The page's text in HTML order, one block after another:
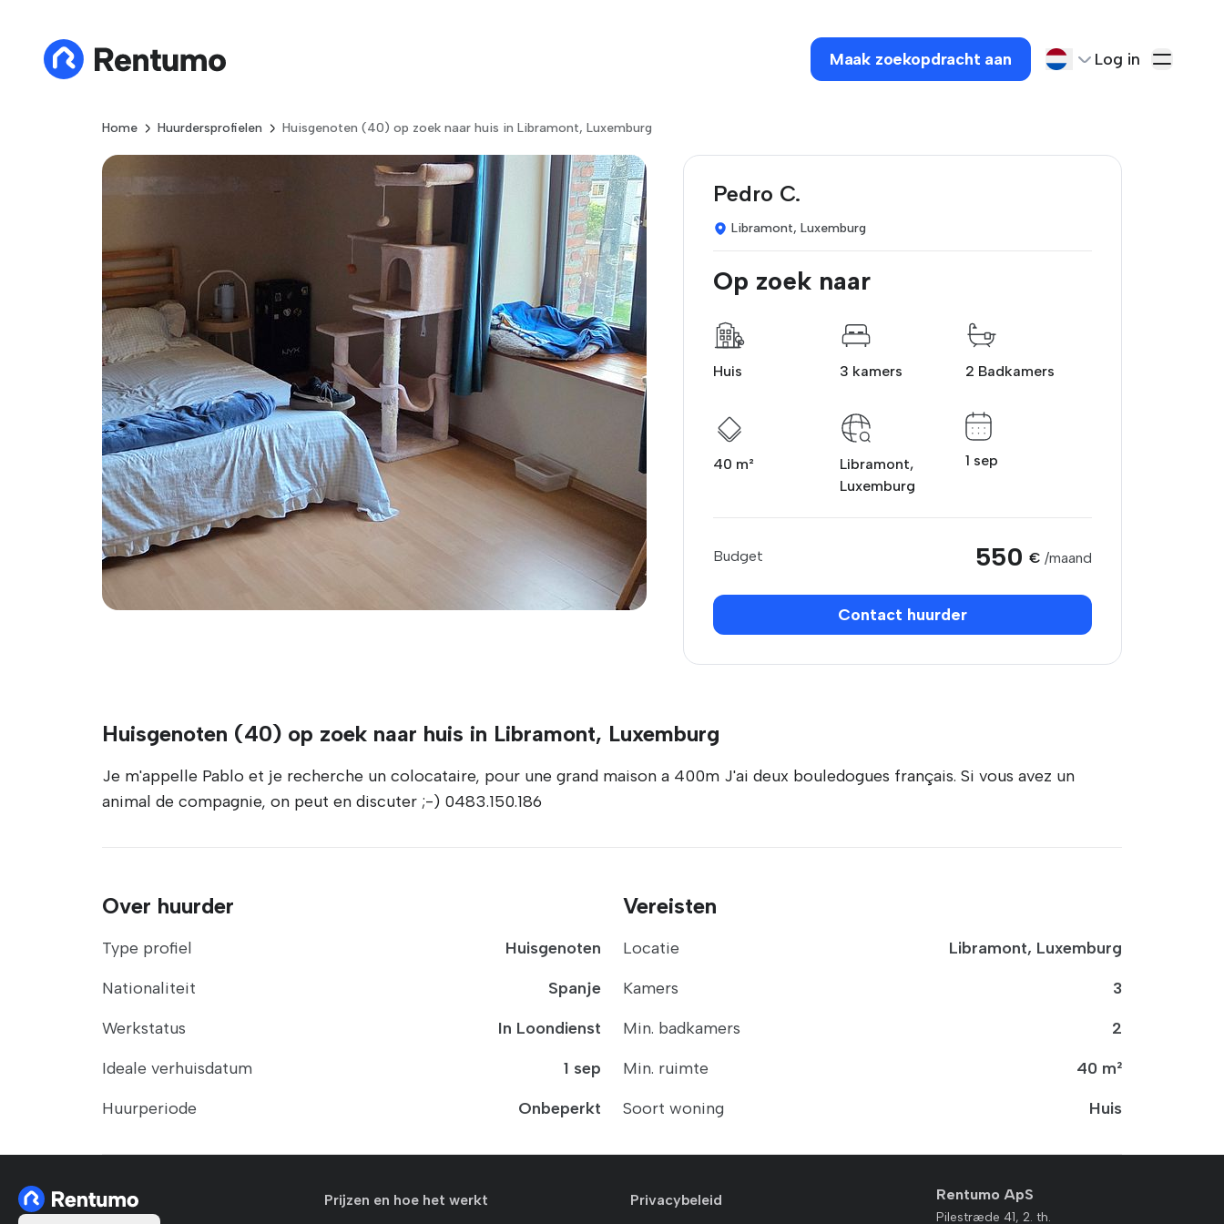
Maak zoekopdracht aan Log in
Home Huurdersprofielen Huisgenoten (40) op zoek naar huis in Libramont, Luxemburg
Pedro C.
Libramont, Luxemburg
Op zoek naar
Huis 3 kamers 2 Badkamers
40 m²
Libramont,
Luxemburg
1 sep
Budget 550 € /maand
Contact huurder
Huisgenoten (40) op zoek naar huis in Libramont, Luxemburg
Je m'appelle Pablo et je recherche un colocataire, pour une grand maison a 400m J'ai deux bouledogues français. Si vous avez un
animal de compagnie, on peut en discuter ;-) 0483.150.186
Over huurder
Type profiel
Huisgenoten
Nationaliteit
Spanje
Werkstatus
In Loondienst
Ideale verhuisdatum
1 sep
Huurperiode
Onbeperkt
Vereisten
Locatie
Libramont, Luxemburg
Kamers
3
Min. badkamers
2
Min. ruimte
40 m²
Soort woning
Huis
Prijzen en hoe het werkt Privacybeleid Rentumo ApS
Pilestræde 41, 2. th.